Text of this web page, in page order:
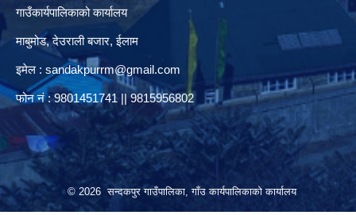
गाउँकार्यपालिकाको कार्यालय
माबुमोड, देउराली बजार, ईलाम
इमेल : sandakpurrm@gmail.com
फोन नं : 9801451741 || 9815956802
© 2026 सन्दकपुर गाउँपालिका, गाँउ कार्यपालिकाको कार्यालय